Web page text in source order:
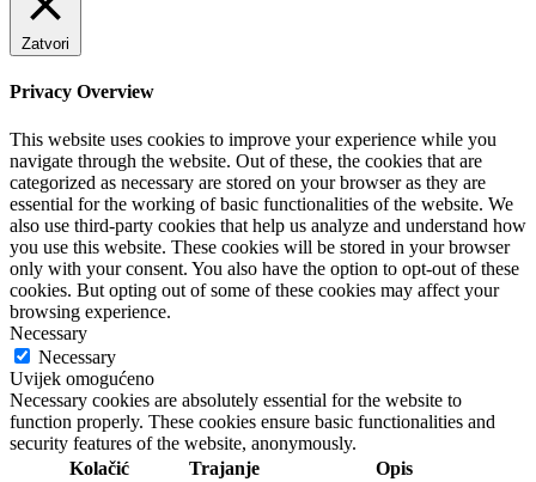
Zatvori
Privacy Overview
This website uses cookies to improve your experience while you
navigate through the website. Out of these, the cookies that are
categorized as necessary are stored on your browser as they are
essential for the working of basic functionalities of the website. We
also use third-party cookies that help us analyze and understand how
you use this website. These cookies will be stored in your browser
only with your consent. You also have the option to opt-out of these
cookies. But opting out of some of these cookies may affect your
browsing experience.
Necessary
Necessary
Uvijek omogućeno
Necessary cookies are absolutely essential for the website to
function properly. These cookies ensure basic functionalities and
security features of the website, anonymously.
Kolačić
Trajanje Opis